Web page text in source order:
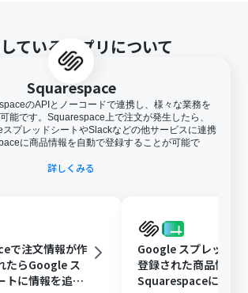
ているアプリについて
Squarespace
のAPIとノーコードで連携し、様々な業務を
能です。Squarespace上で注文が発生したら、
プレッドシートやSlackなどの他サービスに連携
に商品情報を自動で登録することが可能で
詳しくみる
で注文情報が作
たらGoogle ス
トに情報を追加
Google スプレッドシ
登録された商品情報を
Squarespaceに作成